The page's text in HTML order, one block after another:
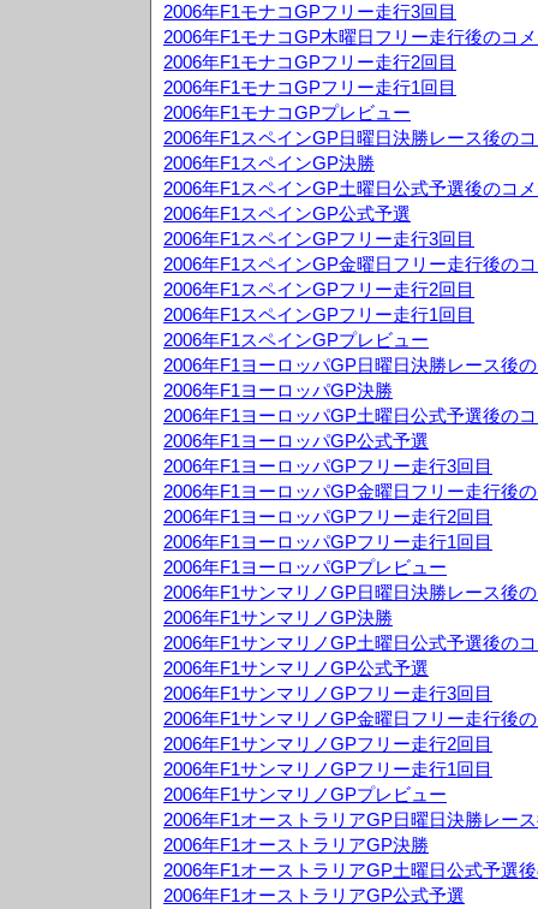
2006年F1モナコGPフリー走行3回目
2006年F1モナコGP木曜日フリー走行後のコ
2006年F1モナコGPフリー走行2回目
2006年F1モナコGPフリー走行1回目
2006年F1モナコGPプレビュー
2006年F1スペインGP日曜日決勝レース後の
2006年F1スペインGP決勝
2006年F1スペインGP土曜日公式予選後のコ
2006年F1スペインGP公式予選
2006年F1スペインGPフリー走行3回目
2006年F1スペインGP金曜日フリー走行後の
2006年F1スペインGPフリー走行2回目
2006年F1スペインGPフリー走行1回目
2006年F1スペインGPプレビュー
2006年F1ヨーロッパGP日曜日決勝レース後
2006年F1ヨーロッパGP決勝
2006年F1ヨーロッパGP土曜日公式予選後の
2006年F1ヨーロッパGP公式予選
2006年F1ヨーロッパGPフリー走行3回目
2006年F1ヨーロッパGP金曜日フリー走行後
2006年F1ヨーロッパGPフリー走行2回目
2006年F1ヨーロッパGPフリー走行1回目
2006年F1ヨーロッパGPプレビュー
2006年F1サンマリノGP日曜日決勝レース後
2006年F1サンマリノGP決勝
2006年F1サンマリノGP土曜日公式予選後の
2006年F1サンマリノGP公式予選
2006年F1サンマリノGPフリー走行3回目
2006年F1サンマリノGP金曜日フリー走行後
2006年F1サンマリノGPフリー走行2回目
2006年F1サンマリノGPフリー走行1回目
2006年F1サンマリノGPプレビュー
2006年F1オーストラリアGP日曜日決勝レー
2006年F1オーストラリアGP決勝
2006年F1オーストラリアGP土曜日公式予選
2006年F1オーストラリアGP公式予選